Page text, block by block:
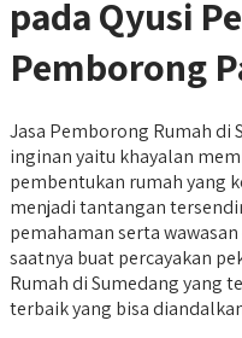
pada Qyusi
Pemborong
Jasa Pemborong Rumah di
inginan yaitu khayalan
pembentukan rumah yang
menjadi tantangan
pemahaman serta
saatnya buat percayakan
Rumah di Sumedang yang
terbaik yang bisa